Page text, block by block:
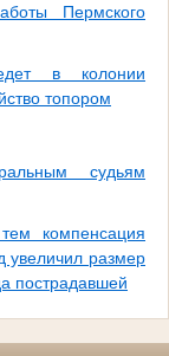
Пермского
в колонии
топором
судьям
компенсация
увеличил размер
пострадавшей